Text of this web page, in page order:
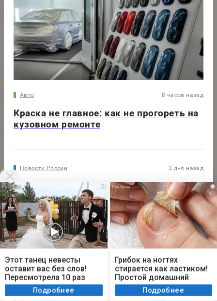
Авто 8 часов назад
Краска не главное: как не прогореть на
кузовном ремонте
Новости России 3 дня назад
Ипотека в июле 2026 года: коррекция после
рекордного июня и усиление вторички
Не у нас 11 часов назад
В Самарской области столкнулись 2 лодки
Мы используем cookie. Во время посещения сайта
вы соглашаетесь с тем, что мы обрабатываем
ваши персональные данные с использованием
метрик Яндекс Метрика, top.mail.ru, LiveInternet.
Я согласен
i
Этот танец невесты
оставит вас без слов!
Пересмотрела 10 раз
Подробнее
i
Грибок на ногтях
стирается как ластиком!
Простой домашний
метод Подробнее